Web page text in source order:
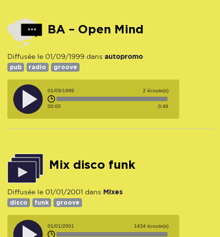
BA – Open Mind
Diffusée le 01/09/1999 dans autopromo
pub radio groove
01/09/1999 2 écoute(s)
00:00 0:46
mix disco funk
Diffusée le 01/01/2001 dans Mixes
disco funk groove
01/01/2001 1434 écoute(s)